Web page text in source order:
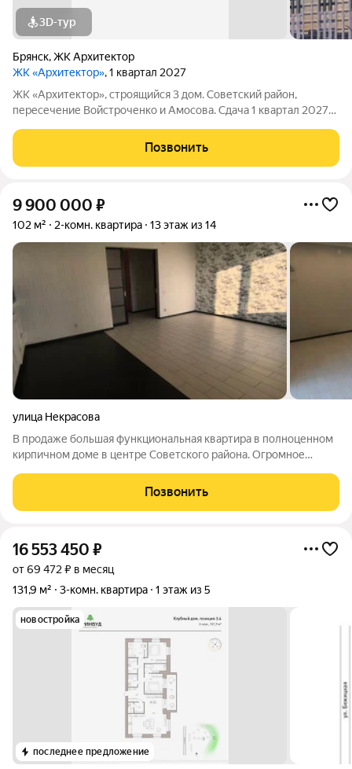
3D-тур
Брянск,ЖК Архитектор
ЖК «Архитектор», 1 квартал 2027
ЖК «Архитектор», строящийся 3 дом. Советский район,
пересечение Войстроченко и Амосова. Сдача 1 квартал 2027
Современный кирпичный дом комфорт-класса с
дополнительным наружным утеплением
Позвонить
9 900 000 ₽
102 м² 2-комн. квартира 13 этаж из 14
улица Некрасова
В продаже большая функциональная квартира в полноценном
кирпичном доме в центре Советского района. Огромное
выходом на панорамную видовую лоджию (весь город как на
Позвонить
16 553 450 ₽
от 69 472 ₽ в месяц
131,9 м²
3-комн. квартира 1 этаж из 5
новостройка
последнее предложение